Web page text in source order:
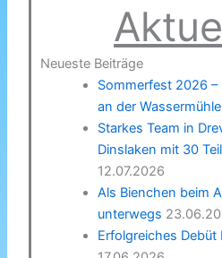
Neueste Beiträge
Sommerfest 2026 –
an der Wassermühle
Starkes Team in
Dinslaken mit 30
12.07.2026
Als Bienchen beim
unterwegs
Erfolgreiches